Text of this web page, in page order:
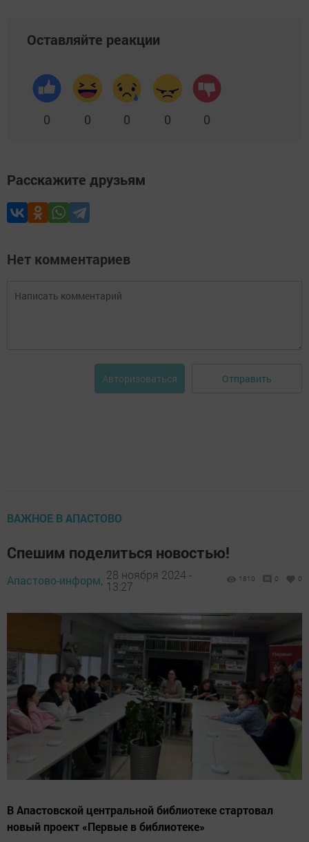
Оставляйте реакции
0 0 0 0 0
Расскажите друзьям
Нет комментариев
Авторизоваться Отправить
ВАЖНОЕ В АПАСТОВО
Спешим поделиться новостью!
Апастово-информ, 28 ноября 2024 -
13:27
1810 0 0
В Апастовской центральной библиотеке стартовал
новый проект «Первые в библиотеке»